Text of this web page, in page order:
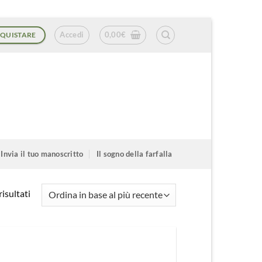
Accedi 0,00€
Invia il tuo manoscritto Il sogno della farfalla
Ordina